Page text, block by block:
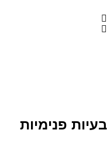
בעיות פנימיות